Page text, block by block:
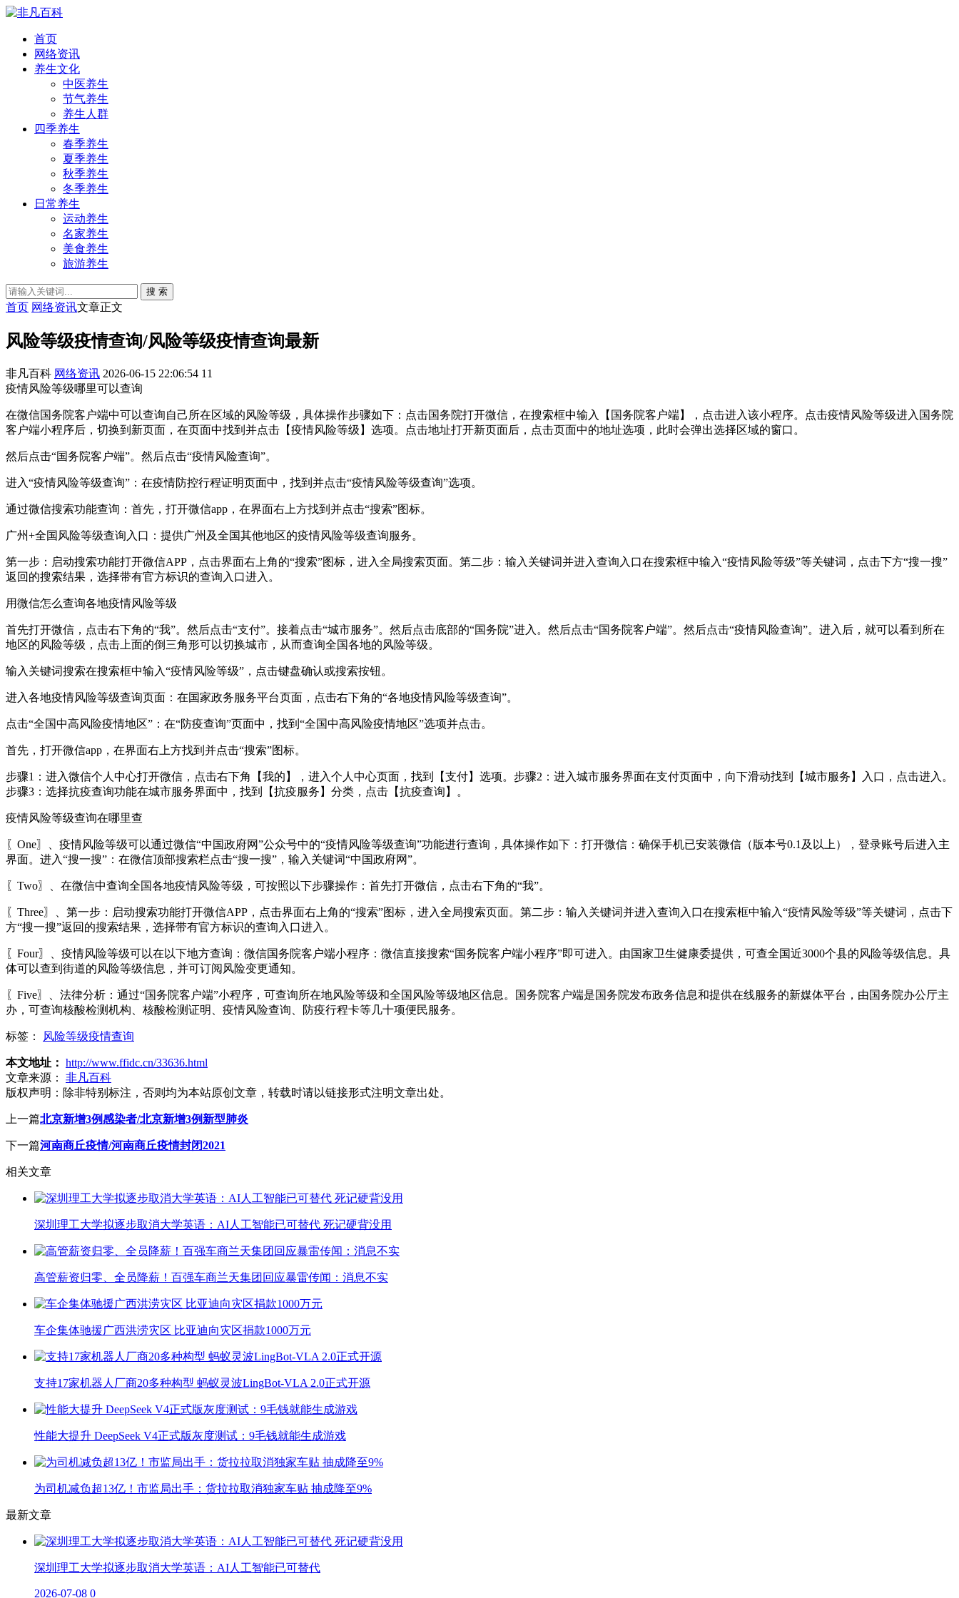
首页
网络资讯
养生文化
中医养生
节气养生
养生人群
四季养生
春季养生
夏季养生
秋季养生
冬季养生
日常养生
运动养生
名家养生
美食养生
旅游养生
搜 索
首页 网络资讯文章正文
风险等级疫情查询/风险等级疫情查询最新
非凡百科 网络资讯 2026-06-15 22:06:54 11
疫情风险等级哪里可以查询
在微信国务院客户端中可以查询自己所在区域的风险等级，具体操作步骤如下：点击国务院打开微信，在搜索框中输入【国务院客户端】，点击进入该小程序。点击疫情风险等级进入国务院
客户端小程序后，切换到新页面，在页面中找到并点击【疫情风险等级】选项。点击地址打开新页面后，点击页面中的地址选项，此时会弹出选择区域的窗口。
然后点击“国务院客户端”。然后点击“疫情风险查询”。
进入“疫情风险等级查询”：在疫情防控行程证明页面中，找到并点击“疫情风险等级查询”选项。
通过微信搜索功能查询：首先，打开微信app，在界面右上方找到并点击“搜索”图标。
广州+全国风险等级查询入口：提供广州及全国其他地区的疫情风险等级查询服务。
第一步：启动搜索功能打开微信APP，点击界面右上角的“搜索”图标，进入全局搜索页面。第二步：输入关键词并进入查询入口在搜索框中输入“疫情风险等级”等关键词，点击下方“搜一搜”
返回的搜索结果，选择带有官方标识的查询入口进入。
用微信怎么查询各地疫情风险等级
首先打开微信，点击右下角的“我”。然后点击“支付”。接着点击“城市服务”。然后点击底部的“国务院”进入。然后点击“国务院客户端”。然后点击“疫情风险查询”。进入后，就可以看到所在
地区的风险等级，点击上面的倒三角形可以切换城市，从而查询全国各地的风险等级。
输入关键词搜索在搜索框中输入“疫情风险等级”，点击键盘确认或搜索按钮。
进入各地疫情风险等级查询页面：在国家政务服务平台页面，点击右下角的“各地疫情风险等级查询”。
点击“全国中高风险疫情地区”：在“防疫查询”页面中，找到“全国中高风险疫情地区”选项并点击。
首先，打开微信app，在界面右上方找到并点击“搜索”图标。
步骤1：进入微信个人中心打开微信，点击右下角【我的】，进入个人中心页面，找到【支付】选项。步骤2：进入城市服务界面在支付页面中，向下滑动找到【城市服务】入口，点击进入。
步骤3：选择抗疫查询功能在城市服务界面中，找到【抗疫服务】分类，点击【抗疫查询】。
疫情风险等级查询在哪里查
〖One〗、疫情风险等级可以通过微信“中国政府网”公众号中的“疫情风险等级查询”功能进行查询，具体操作如下：打开微信：确保手机已安装微信（版本号0.1及以上），登录账号后进入主
界面。进入“搜一搜”：在微信顶部搜索栏点击“搜一搜”，输入关键词“中国政府网”。
〖Two〗、在微信中查询全国各地疫情风险等级，可按照以下步骤操作：首先打开微信，点击右下角的“我”。
〖Three〗、第一步：启动搜索功能打开微信APP，点击界面右上角的“搜索”图标，进入全局搜索页面。第二步：输入关键词并进入查询入口在搜索框中输入“疫情风险等级”等关键词，点击下
方“搜一搜”返回的搜索结果，选择带有官方标识的查询入口进入。
〖Four〗、疫情风险等级可以在以下地方查询：微信国务院客户端小程序：微信直接搜索“国务院客户端小程序”即可进入。由国家卫生健康委提供，可查全国近3000个县的风险等级信息。具
体可以查到街道的风险等级信息，并可订阅风险变更通知。
〖Five〗、法律分析：通过“国务院客户端”小程序，可查询所在地风险等级和全国风险等级地区信息。国务院客户端是国务院发布政务信息和提供在线服务的新媒体平台，由国务院办公厅主
办，可查询核酸检测机构、核酸检测证明、疫情风险查询、防疫行程卡等几十项便民服务。
标签： 风险等级疫情查询
本文地址： http://www.ffidc.cn/33636.html
文章来源：
非凡百科
版权声明： 除非特别标注，否则均为本站原创文章，转载时请以链接形式注明文章出处。
上一篇北京新增3例感染者/北京新增3例新型肺炎
下一篇河南商丘疫情/河南商丘疫情封闭2021
相关文章
深圳理工大学拟逐步取消大学英语：AI人工智能已可替代 死记硬背没用
高管薪资归零、全员降薪！百强车商兰天集团回应暴雷传闻：消息不实
车企集体驰援广西洪涝灾区 比亚迪向灾区捐款1000万元
支持17家机器人厂商20多种构型 蚂蚁灵波LingBot-VLA 2.0正式开源
性能大提升 DeepSeek V4正式版灰度测试：9毛钱就能生成游戏
为司机减负超13亿！市监局出手：货拉拉取消独家车贴 抽成降至9%
最新文章
深圳理工大学拟逐步取消大学英语：AI人工智能已可替代
2026-07-08 0